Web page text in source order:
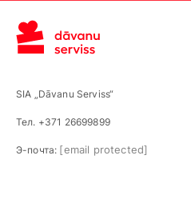
SIA „Dāvanu Serviss“
Тел. +371 26699899
Э-почта: [email protected]